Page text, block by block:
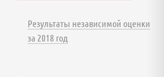
Результаты независимой оценки
за 2018 год